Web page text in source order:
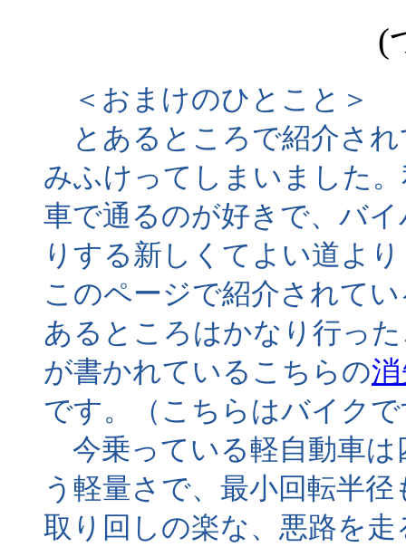
(
＜おまけのひとこと＞
とあるところで紹介され
みふけってしまいました
車で通るのが好きで、バ
りする新しくてよい道よ
このページで紹介されて
あるところはかなり行っ
が書かれているこちらの
です。（こちらはバイク
今乗っている軽自動車は
う軽量さで、最小回転半
取り回しの楽な、悪路を